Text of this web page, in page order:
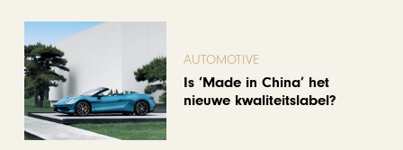
AUTOMOTIVE
Is ‘Made in China’ het
nieuwe kwaliteitslabel?